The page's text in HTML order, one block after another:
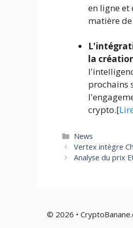
en ligne et
matière
la
prochains
crypto.[
Catégories
News
Vertex intègre
Analyse du prix
© 2026 •